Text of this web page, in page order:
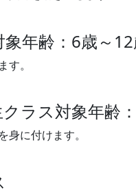
象年齢：6歳～
。
ラス対象年齢
身に付けます。